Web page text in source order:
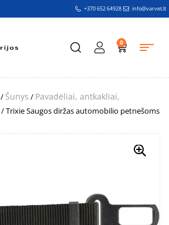
+370 652 64928 info@varvet.lt
0
/ Šunys / Pavadėliai, antkakliai,
/ Trixie Saugos diržas automobilio petnešoms